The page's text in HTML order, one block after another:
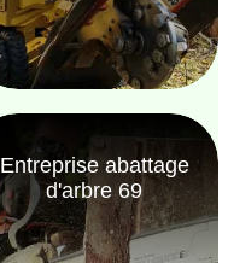
Entreprise abattage
d'arbre 69